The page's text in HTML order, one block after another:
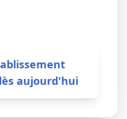
aujourd'hui